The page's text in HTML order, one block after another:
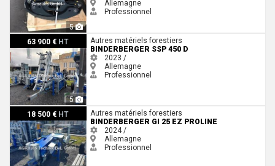
5
Allemagne
Professionnel
63 900 € HT
5
Binderberger SSP 450 D Autres matériels forestiers
BINDERBERGER SSP 450 D
2023 /
Allemagne
Professionnel
18 500 € HT
Binderberger GI 25 EZ PROLINEAutres matériels forestiers
BINDERBERGER GI 25 EZ PROLINE
2024 /
Allemagne
Professionnel